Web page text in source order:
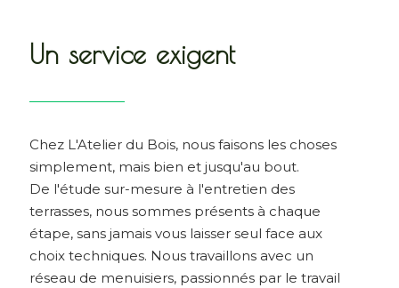
Un service exigent
Chez L'Atelier du Bois, nous faisons les choses
simplement, mais bien et jusqu'au bout.
De l'étude sur-mesure à l'entretien des
terrasses, nous sommes présents à chaque
étape, sans jamais vous laisser seul face aux
choix techniques. Nous travaillons avec un
réseau de menuisiers, passionnés par le travail